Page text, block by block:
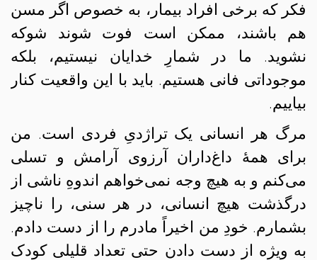
فکر که برخی افراد بیمار، به خصوص اگر مسن
هم باشند، ممکن است فوت شوند شوکه
نشوید. ما در شمارِ خدایان نیستیم، بلکه
موجوداتی فانی هستیم. باید با این واقعیت کنار
بیاییم.
مرگ هر انسانی یک تراژدیِ فردی است. من
برای همهٔ داغ‌داران آرزوی آرامش و تسلی
می‌کنم و به هیچ وجه نمی‌خواهم اندوهِ ناشی از
درگذشت هیچ انسانی، در هر سنی، را ناچیز
بشمارم. خودِ من اخیراً مادرم را از دست دادم.
به ویژه از دست دادن حتی تعداد قلیلی کودک